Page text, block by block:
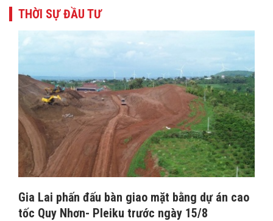
THỜI SỰ ĐẦU TƯ
Gia Lai phấn đấu bàn giao mặt bằng dự án cao
tốc Quy Nhơn- Pleiku trước ngày 15/8